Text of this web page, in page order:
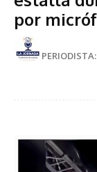
por
PERIODISTA: